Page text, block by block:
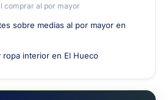
comprar al por mayor
sobre medias al por mayor en
ropa interior en El Hueco